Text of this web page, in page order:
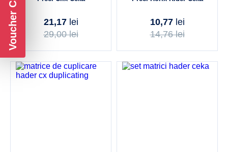
21,17 lei
29,00lei
10,77 lei
14,76lei